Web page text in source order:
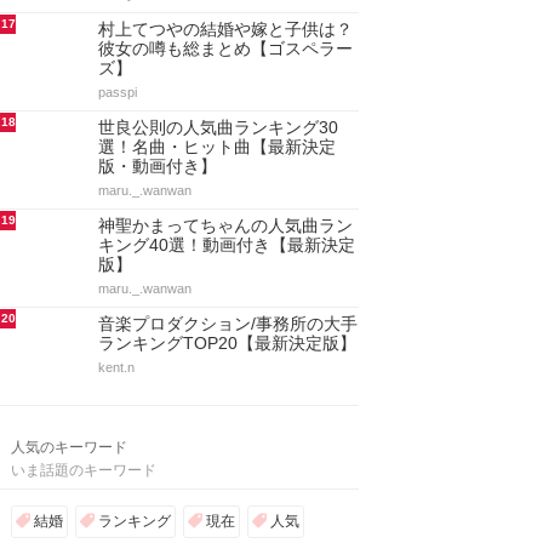
17
村上てつやの結婚や嫁と子供は？
彼女の噂も総まとめ【ゴスペラー
ズ】
passpi
18
世良公則の人気曲ランキング30
選！名曲・ヒット曲【最新決定
版・動画付き】
maru._.wanwan
19
神聖かまってちゃんの人気曲ラン
キング40選！動画付き【最新決定
版】
maru._.wanwan
20
音楽プロダクション/事務所の大手
ランキングTOP20【最新決定版】
kent.n
人気のキーワード
いま話題のキーワード
結婚 ランキング 現在 人気